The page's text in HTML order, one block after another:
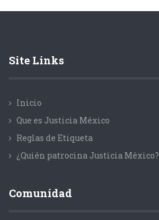
Site Links
Inicio
Que es Justicia México
Reglas de Etiqueta
¿Quién patrocina Justicia México?
Comunidad